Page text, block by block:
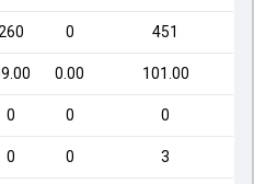
0 451
0.00 101.00
0 0 0
0 0 3